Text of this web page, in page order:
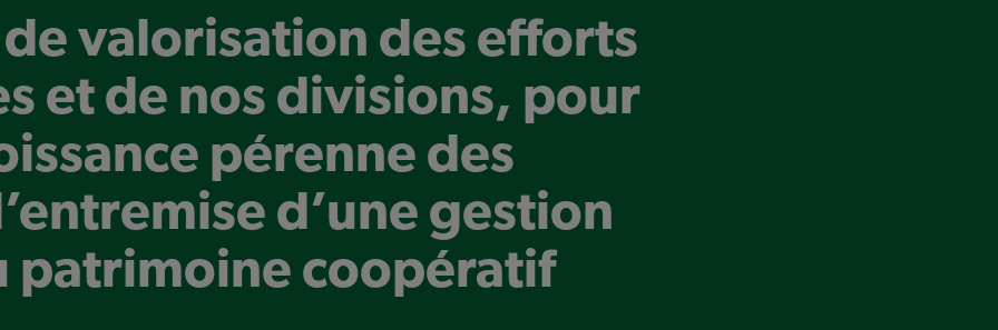
valorisation des efforts
et de nos divisions, pour
pérenne des
d’une gestion
patrimoine coopératif